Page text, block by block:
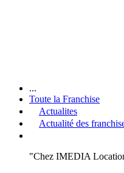
...
Toute la Franchise
Actualites
Actualité des
"Chez IMEDIA